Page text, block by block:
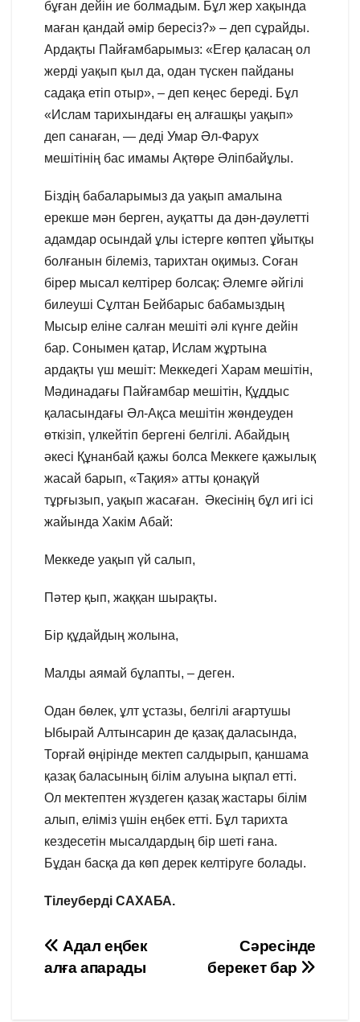
бұған дейін ие болмадым. Бұл жер хақында
маған қандай әмір бересіз?» – деп сұрайды.
Ардақты Пайғамбарымыз: «Егер қаласаң ол
жерді уақып қыл да, одан түскен пайданы
садақа етіп отыр», – деп кеңес береді. Бұл
«Ислам тарихындағы ең алғашқы уақып»
деп санаған, — деді Умар Әл-Фарух
мешітінің бас имамы Ақтөре Әліпбайұлы.
Біздің бабаларымыз да уақып амалына
ерекше мән берген, ауқатты да дән-дәулетті
адамдар осындай ұлы істерге көптеп ұйытқы
болғанын білеміз, тарихтан оқимыз. Соған
бірер мысал келтірер болсақ: Әлемге әйгілі
билеуші Сұлтан Бейбарыс бабамыздың
Мысыр еліне салған мешіті әлі күнге дейін
бар. Сонымен қатар, Ислам жұртына
ардақты үш мешіт: Меккедегі Харам мешітін,
Мәдинадағы Пайғамбар мешітін, Құддыс
қаласындағы Әл-Ақса мешітін жөндеуден
өткізіп, үлкейтіп бергені белгілі. Абайдың
әкесі Құнанбай қажы болса Меккеге қажылық
жасай барып, «Тақия» атты қонақүй
тұрғызып, уақып жасаған. Әкесінің бұл игі ісі
жайында Хакім Абай:
Меккеде уақып үй салып,
Пәтер қып, жаққан шырақты.
Бір құдайдың жолына,
Малды аямай бұлапты, – деген.
Одан бөлек, ұлт ұстазы, белгілі ағартушы
Ыбырай Алтынсарин де қазақ даласында,
Торғай өңірінде мектеп салдырып, қаншама
қазақ баласының білім алуына ықпал етті.
Ол мектептен жүздеген қазақ жастары білім
алып, еліміз үшін еңбек етті. Бұл тарихта
кездесетін мысалдардың бір шеті ғана.
Бұдан басқа да көп дерек келтіруге болады.
Тілеуберді САХАБА.
Навигация
Сәресінде
берекет бар
Адал еңбек
алға апарады